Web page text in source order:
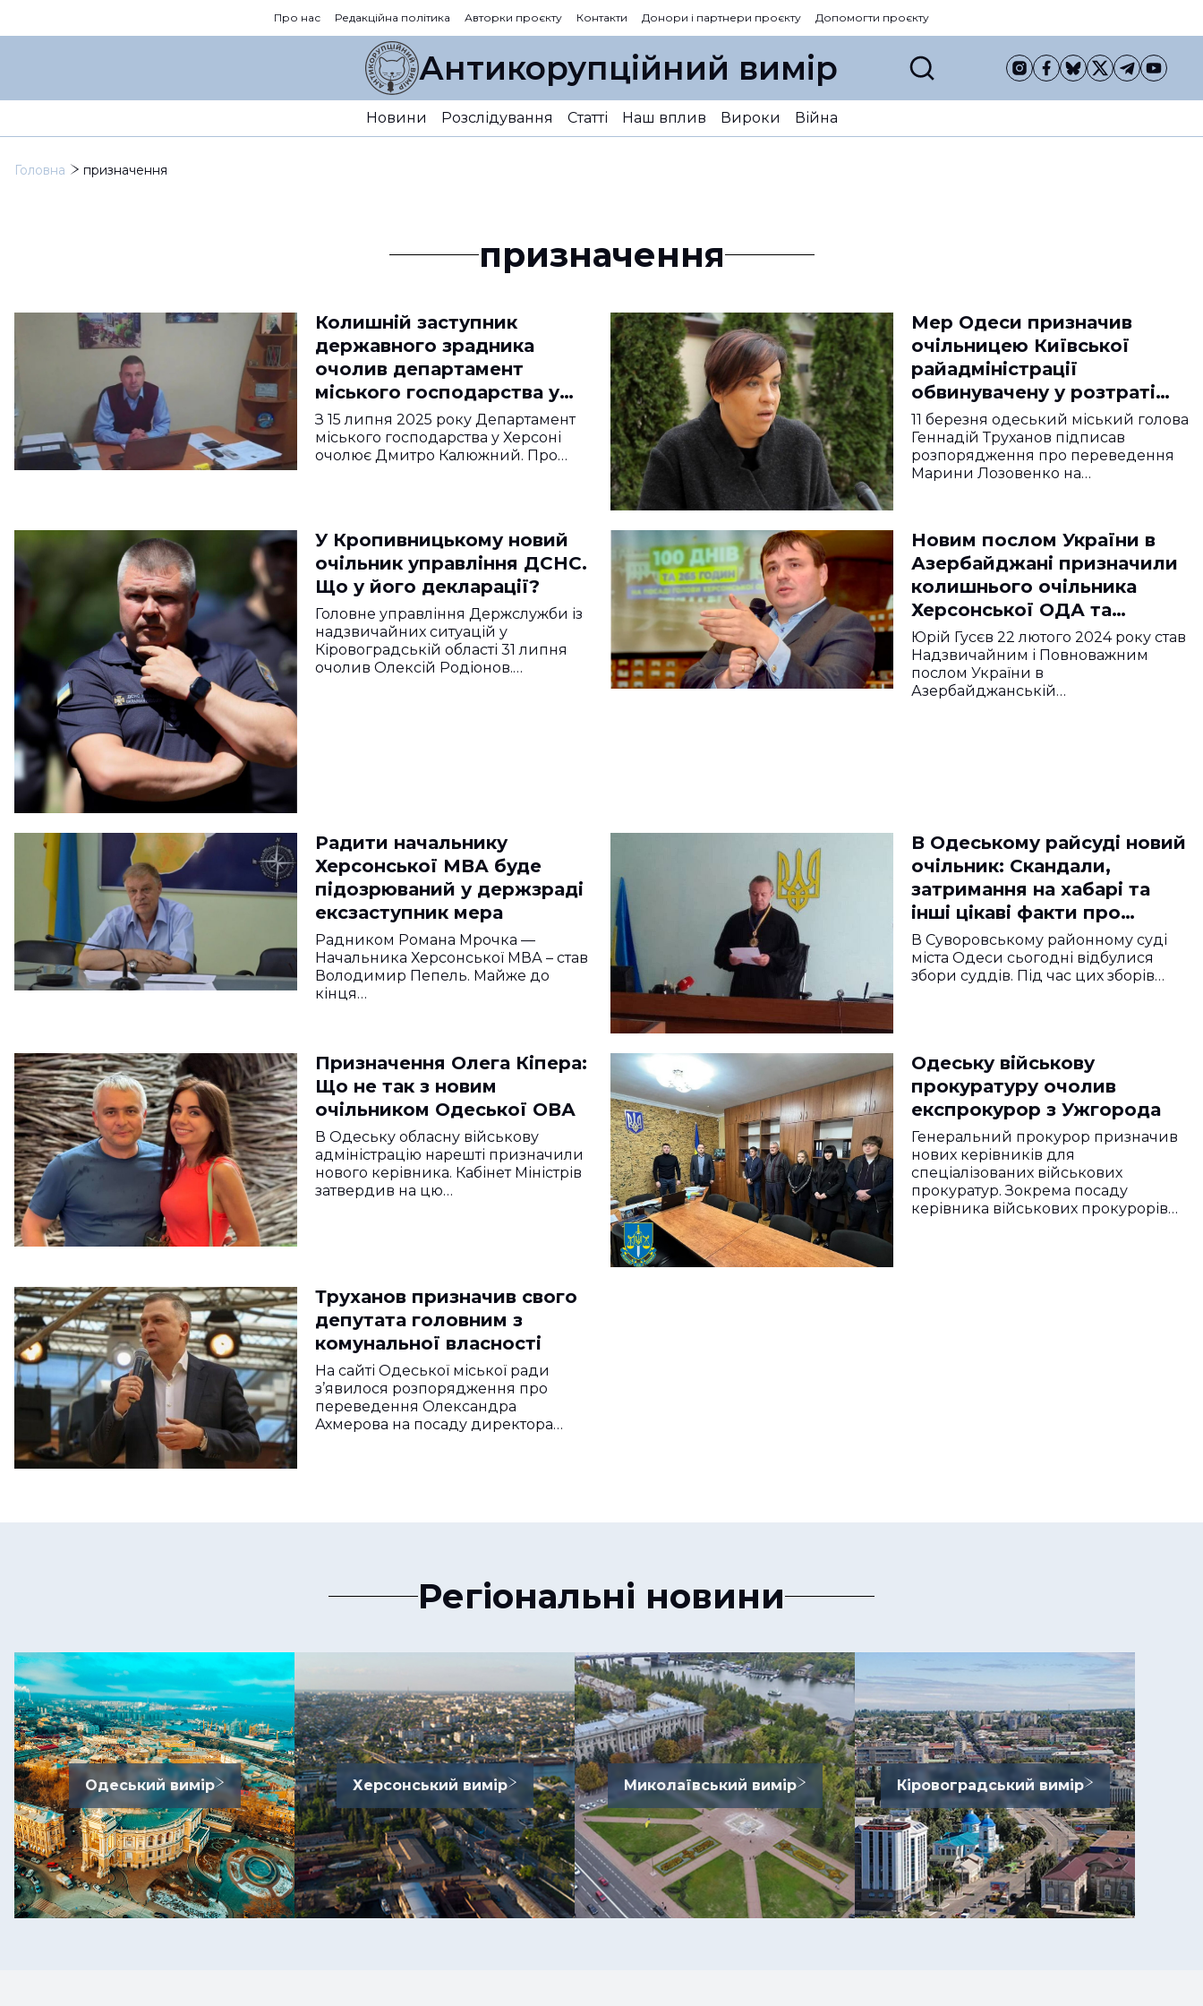
Про нас Редакційна політика Авторки проєкту Контакти Донори і партнери проєкту Допомогти проєкту
Антикорупційний вимір
Новини Розслідування Статті Наш вплив Вироки Війна
Головна призначення
призначення
Колишній заступник
державного зрадника
очолив департамент
міського господарства у
Херсоні
З 15 липня 2025 року Департамент
міського господарства у Херсоні
очолює Дмитро Калюжний. Про…
Мер Одеси призначив
очільницею Київської
райадміністрації
обвинувачену у розтраті
коштів у Миколаєві. Її
попередника також
ловили на корупції
11 березня одеський міський голова
Геннадій Труханов підписав
розпорядження про переведення
Марини Лозовенко на…
У Кропивницькому новий
очільник управління ДСНС.
Що у його декларації?
Головне управління Держслужби із
надзвичайних ситуацій у
Кіровоградській області 31 липня
очолив Олексій Родіонов.…
Новим послом України в
Азербайджані призначили
колишнього очільника
Херсонської ОДА та
Укроборонпрому: Що про
нього відомо
Юрій Гусєв 22 лютого 2024 року став
Надзвичайним і Повноважним
послом України в
Азербайджанській…
Радити начальнику
Херсонської МВА буде
підозрюваний у держзраді
ексзаступник мера
Радником Романа Мрочка —
Начальника Херсонської МВА – став
Володимир Пепель. Майже до
кінця…
В Одеському райсуді новий
очільник: Скандали,
затримання на хабарі та
інші цікаві факти про
новопризначеного
В Суворовському районному суді
міста Одеси сьогодні відбулися
збори суддів. Під час цих зборів…
Призначення Олега Кіпера:
Що не так з новим
очільником Одеської ОВА
В Одеську обласну військову
адміністрацію нарешті призначили
нового керівника. Кабінет Міністрів
затвердив на цю…
Одеську військову
прокуратуру очолив
експрокурор з Ужгорода
Генеральний прокурор призначив
нових керівників для
спеціалізованих військових
прокуратур. Зокрема посаду
керівника військових прокурорів…
Труханов призначив свого
депутата головним з
комунальної власності
На сайті Одеської міської ради
з’явилося розпорядження про
переведення Олександра
Ахмерова на посаду директора…
Регіональні новини
Одеський вимір Херсонський вимір Миколаївський вимір Кіровоградський вимір